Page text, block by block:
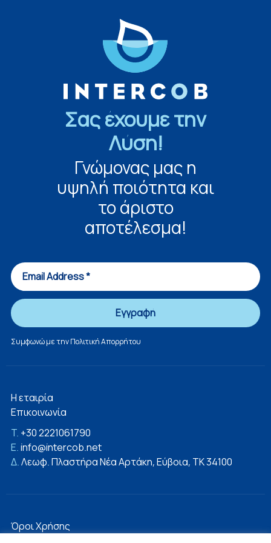
Σας έχουμε την
Λύση!
Γνώμονας μας η
υψηλή ποιότητα και
το άριστο
αποτέλεσμα!
Συμφωνώ με τηνΠολιτική Απορρήτου
Η εταιρία
Επικοινωνία
T. +30 2221061790
E.info@intercob.net
Δ.Λεωφ. Πλαστήρα Νέα Αρτάκη, Εύβοια, ΤΚ 34100
Όροι Χρήσης